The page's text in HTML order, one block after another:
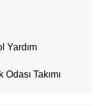
Yardım
Takımı